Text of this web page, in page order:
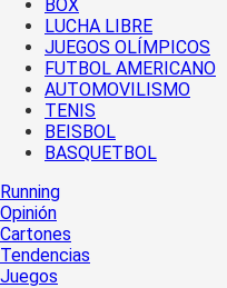
BOX
LUCHA LIBRE
JUEGOS OLÍMPICOS
FUTBOL AMERICANO
AUTOMOVILISMO
TENIS
BEISBOL
BASQUETBOL
Running
Opinión
Cartones
Tendencias
Juegos